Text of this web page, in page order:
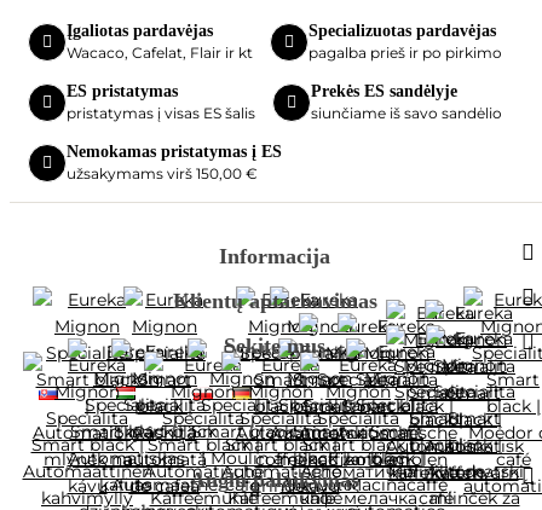
Įgaliotas pardavėjas
Wacaco, Cafelat, Flair ir kt
Specializuotas pardavėjas
pagalba prieš ir po pirkimo
ES pristatymas
pristatymas į visas ES šalis
Prekės ES sandėlyje
siunčiame iš savo sandėlio
Nemokamas pristatymas į ES
užsakymams virš 150,00 €
Informacija
Klientų aptarnavimas
Sekite mus
Anglų palaikymas